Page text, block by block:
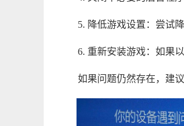
5. 降低游戏设置：尝试
6. 重新安装游戏：如果
如果问题仍然存在，建